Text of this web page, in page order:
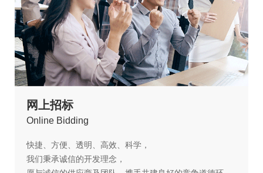
网上招标
Online Bidding
快捷、方便、透明、高效、科学，
我们秉承诚信的开发理念，